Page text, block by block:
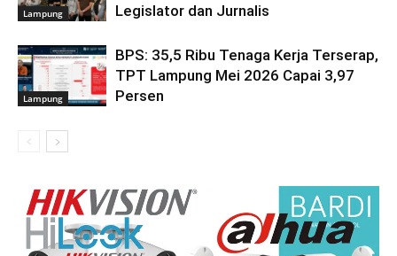
Lampung Legislator dan Jurnalis
Lampung
BPS: 35,5 Ribu Tenaga Kerja Terserap,
TPT Lampung Mei 2026 Capai 3,97
Persen